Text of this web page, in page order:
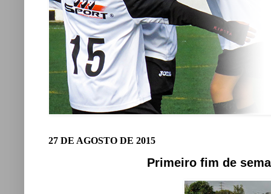
27 DE AGOSTO DE 2015
Primeiro fim de